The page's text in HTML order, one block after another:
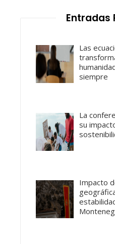
Entradas
Las
siempre
La
su
Impacto